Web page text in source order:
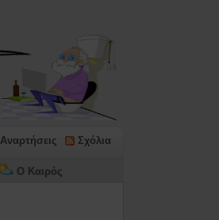
Αναρτήσεις Σχόλια
Ο Καιρός